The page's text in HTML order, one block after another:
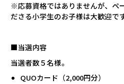
※応募資格ではありませんが、ペ
ださる小学生のお子様は大歓迎です
■当選内容
当選者数５名様。
QUOカード（2,000円分）